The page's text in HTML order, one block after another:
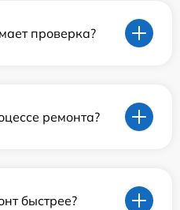
проверка?
ремонта?
быстрее?